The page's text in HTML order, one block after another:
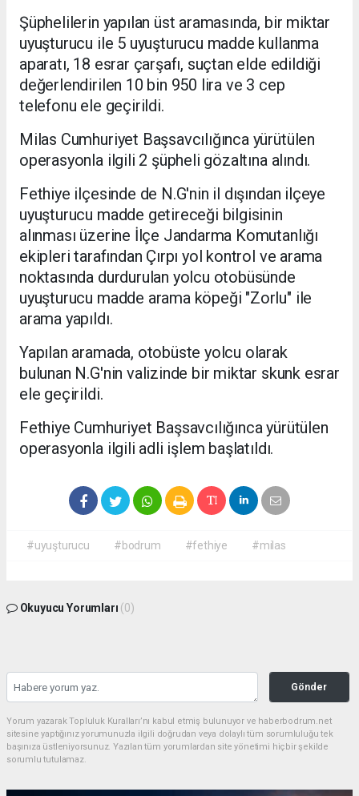
Şüphelilerin yapılan üst aramasında, bir miktar
uyuşturucu ile 5 uyuşturucu madde kullanma
aparatı, 18 esrar çarşafı, suçtan elde edildiği
değerlendirilen 10 bin 950 lira ve 3 cep
telefonu ele geçirildi.
Milas Cumhuriyet Başsavcılığınca yürütülen
operasyonla ilgili 2 şüpheli gözaltına alındı.
Fethiye ilçesinde de N.G'nin il dışından ilçeye
uyuşturucu madde getireceği bilgisinin
alınması üzerine İlçe Jandarma Komutanlığı
ekipleri tarafından Çırpı yol kontrol ve arama
noktasında durdurulan yolcu otobüsünde
uyuşturucu madde arama köpeği "Zorlu" ile
arama yapıldı.
Yapılan aramada, otobüste yolcu olarak
bulunan N.G'nin valizinde bir miktar skunk esrar
ele geçirildi.
Fethiye Cumhuriyet Başsavcılığınca yürütülen
operasyonla ilgili adli işlem başlatıldı.
#uyuşturucu #bodrum #fethiye #milas
Okuyucu Yorumları (0)
Gönder
Yorum yazarak Topluluk Kuralları’nı kabul etmiş bulunuyor ve haberbodrum.net
sitesine yaptığınız yorumunuzla ilgili doğrudan veya dolaylı tüm sorumluluğu tek
başınıza üstleniyorsunuz. Yazılan tüm yorumlardan site yönetimi hiçbir şekilde
sorumlu tutulamaz.